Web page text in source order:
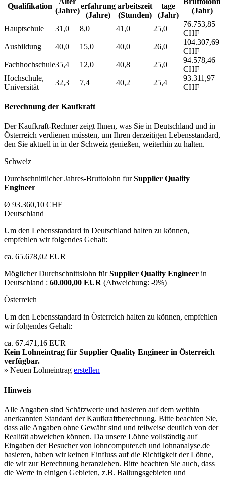
Qualifikation
(Jahre)
erfahrung
(Jahre)
arbeitszeit
(Stunden)
tage
(Jahr)
(Jahr)
Hauptschule 31,0 8,0 41,0 25,0
76.753,85
CHF
Ausbildung
40,0 15,0 40,0 26,0
104.307,69
CHF
Fachhochschule35,4 12,0 40,8 25,0
94.578,46
CHF
Hochschule,
Universität
32,3 7,4 40,2 25,4
93.311,97
CHF
Berechnung der Kaufkraft
Der Kaufkraft-Rechner zeigt Ihnen, was Sie in Deutschland und in
Österreich verdienen müssten, um Ihren derzeitigen Lebensstandard,
den Sie aktuell in in der Schweiz genießen, weiterhin zu halten.
Schweiz
Durchschnittlicher Jahres-Bruttolohn furSupplier Quality
Engineer
Ø 93.360,10 CHF
Deutschland
Um den Lebensstandard in Deutschland halten zu können,
empfehlen wir folgendes Gehalt:
ca. 65.678,02 EUR
Möglicher Durchschnittslohn fürSupplier Quality Engineer in
Deutschland : 60.000,00 EUR (Abweichung: -9%)
Österreich
Um den Lebensstandard in Österreich halten zu können, empfehlen
wir folgendes Gehalt:
ca. 67.471,16 EUR
Kein Lohneintrag für Supplier Quality Engineer in Österreich
verfügbar.
» Neuen Lohneintrag erstellen
Hinweis
Alle Angaben sind Schätzwerte und basieren auf dem weithin
anerkannten Standard der Kaufkraftberechnung. Bitte beachten Sie,
dass alle Angaben ohne Gewähr sind und teilweise deutlich von der
Realität abweichen können. Da unsere Löhne vollständig auf
Eingaben der Besucher von lohncomputer.ch und lohnanalyse.de
basieren, haben wir keinen Einfluss auf die Richtigkeit der Löhne,
die wir zur Berechnung heranziehen. Bitte beachten Sie auch, dass
die Werte in einigen Gebieten, z.B. Ballungsgebieten und